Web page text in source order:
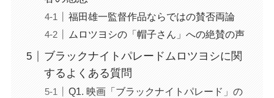
福田雄一監督作品ならではの賛否両論
ムロツヨシの「帽子さん」への絶賛の声
ブラックナイトパレードムロツヨシに関
するよくある質問
Q1. 映画「ブラックナイトパレード」の